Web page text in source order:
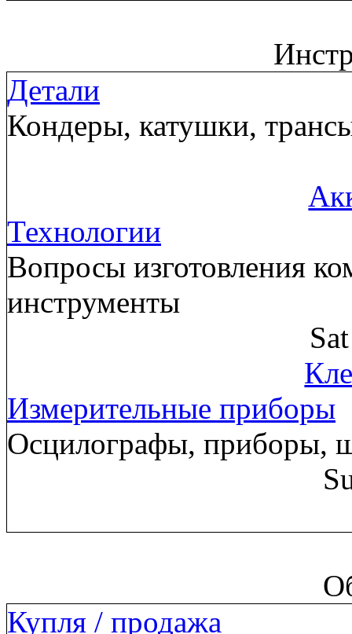
Детали
Кондеры, катушки,
Технологии
Вопросы изготовления
инструменты
Измерительные приборы
Осцилографы, приборы,
Купля / продажа